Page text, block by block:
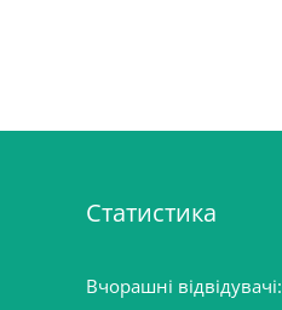
Статистика
Вчорашні відвідувачі: